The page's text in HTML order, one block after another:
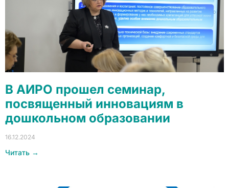
В АИРО прошел семинар,
посвященный инновациям в
дошкольном образовании
16.12.2024
Читать →